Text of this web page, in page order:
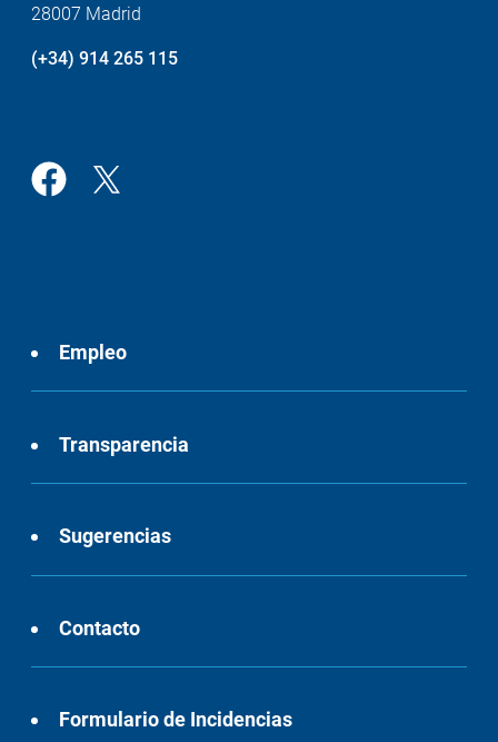
28007 Madrid
(+34) 914 265 115
Empleo
Transparencia
Sugerencias
Contacto
Formulario de Incidencias